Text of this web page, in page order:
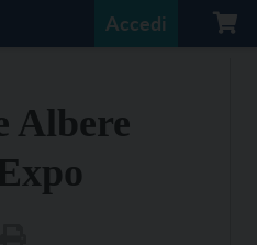
Accedi
Albere